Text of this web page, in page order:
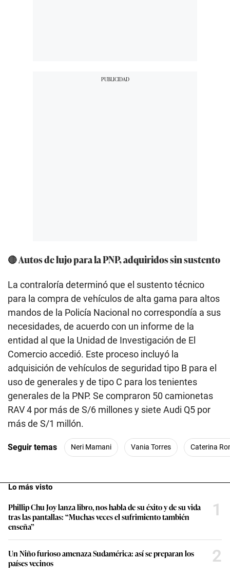
🔴 Autos de lujo para la PNP, adquiridos sin sustento
La contraloría determinó que el sustento técnico
para la compra de vehículos de alta gama para altos
mandos de la Policía Nacional no correspondía a sus
necesidades, de acuerdo con un informe de la
entidad al que la Unidad de Investigación de El
Comercio accedió. Este proceso incluyó la
adquisición de vehículos de seguridad tipo B para el
uso de generales y de tipo C para los tenientes
generales de la PNP. Se compraron 50 camionetas
RAV 4 por más de S/6 millones y siete Audi Q5 por
más de S/1 millón.
Seguir temas Neri Mamani Vania Torres Caterina
Lo más visto
Phillip Chu Joy lanza libro, nos habla de su éxito y de su vida
tras las pantallas: “Muchas veces el sufrimiento también
enseña”
1
Un Niño furioso amenaza Sudamérica: así se preparan los
países vecinos
2